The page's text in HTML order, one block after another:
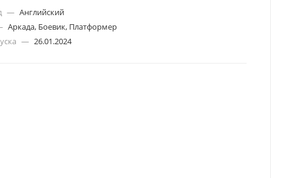
— Английский
Аркада, Боевик, Платформер
— 26.01.2024